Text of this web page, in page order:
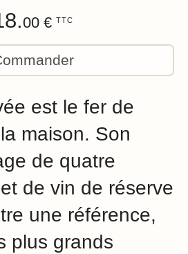
00 € TTC
est le fer de
maison. Son
de quatre
de vin de réserve
une référence,
plus grands